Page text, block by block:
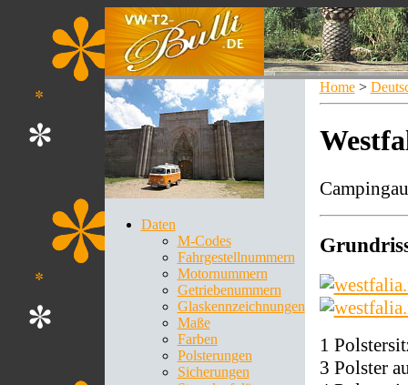
Daten
M-Codes
Fahrgestellnummern
Motornummern
Getriebenummern
Glaskennzeichnungen
Maße
Farben
Polsterungen
Sicherungen
Home >
1
3 Polster